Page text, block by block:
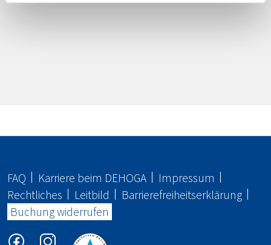
FAQ Karriere beim DEHOGA
Impressum
Rechtliches
Leitbild
Barrierefreiheitserklärung
Buchung widerrufen